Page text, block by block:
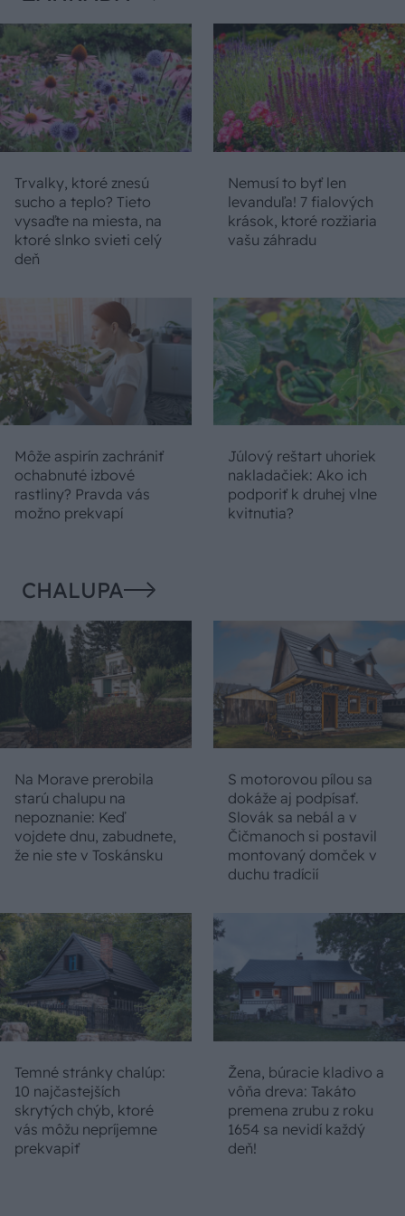
Trvalky, ktoré znesú
sucho a teplo? Tieto
vysaďte na miesta, na
ktoré slnko svieti celý
deň
Nemusí to byť len
levanduľa! 7 fialových
krások, ktoré rozžiaria
vašu záhradu
Môže aspirín zachrániť
ochabnuté izbové
rastliny? Pravda vás
možno prekvapí
Júlový reštart uhoriek
nakladačiek: Ako ich
podporiť k druhej vlne
kvitnutia?
CHALUPA
Na Morave prerobila
starú chalupu na
nepoznanie: Keď
vojdete dnu, zabudnete,
že nie ste v Toskánsku
S motorovou pílou sa
dokáže aj podpísať.
Slovák sa nebál a v
Čičmanoch si postavil
montovaný domček v
duchu tradícií
Temné stránky chalúp:
10 najčastejších
skrytých chýb, ktoré
vás môžu nepríjemne
prekvapiť
Žena, búracie kladivo a
vôňa dreva: Takáto
premena zrubu z roku
1654 sa nevidí každý
deň!